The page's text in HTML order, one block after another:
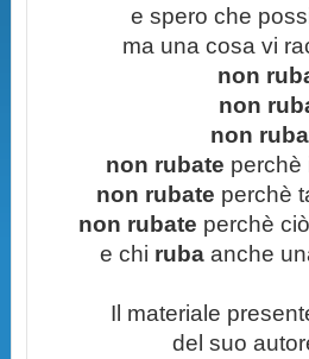
e spero che
ma una cosa vi
non
non
non
non rubate perchè
non rubate perchè
non rubate perchè
e chi ruba anche
Il materiale
del suo